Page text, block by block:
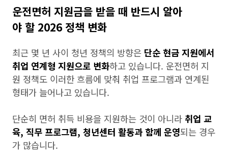
운전면허 지원금을 받을 때 반드시 알아
야 할 2026 정책 변화
최근 몇 년 사이 청년 정책의 방향은 단순 현금 지원에서
취업 연계형 지원으로 변화하고 있습니다. 운전면허 지
원 정책도 이러한 흐름에 맞춰 취업 프로그램과 연계된
형태가 늘어나고 있습니다.
단순히 면허 취득 비용을 지원하는 것이 아니라 취업 교
육, 직무 프로그램, 청년센터 활동과 함께 운영되는 경우
가 많습니다.